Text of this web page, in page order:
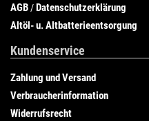
AGB /Datenschutzerklärung
Altöl- u. Altbatterieentsorgung
Kundenservice
Zahlung und Versand
Verbraucherinformation
Widerrufsrecht